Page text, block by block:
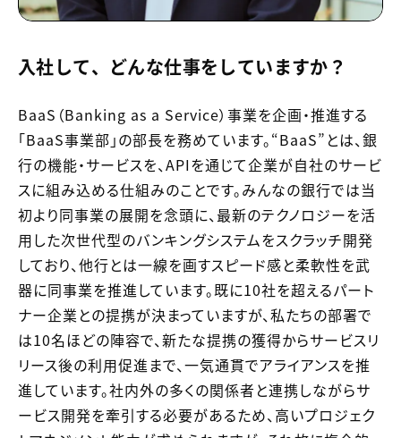
入社して、どんな仕事をしていますか？
BaaS（Banking as a Service）事業を企画・推進する
「BaaS事業部」の部長を務めています。“BaaS”とは、銀
行の機能・サービスを、APIを通じて企業が自社のサービ
スに組み込める仕組みのことです。みんなの銀行では当
初より同事業の展開を念頭に、最新のテクノロジーを活
用した次世代型のバンキングシステムをスクラッチ開発
しており、他行とは一線を画すスピード感と柔軟性を武
器に同事業を推進しています。既に10社を超えるパート
ナー企業との提携が決まっていますが、私たちの部署で
は10名ほどの陣容で、新たな提携の獲得からサービスリ
リース後の利用促進まで、一気通貫でアライアンスを推
進しています。社内外の多くの関係者と連携しながらサ
ービス開発を牽引する必要があるため、高いプロジェク